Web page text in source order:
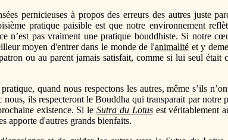
pernicieuses à propos des erreurs des autres juste
pratique paisible est que notre environnement
n’est pas vraiment une pratique bouddhiste. Si notre
moyen d'entrer dans le monde de l'animalitéet y
ou au parent jamais satisfait, comme si lui seul était
quand nous respectons les autres, même s’ils
ils respecteront le Bouddha qui transparait par notre
existence. Si leSutra du Lotusest véritablement
apporte d'autres grands bienfaits.